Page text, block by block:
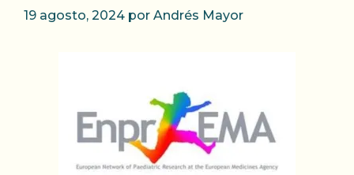
19 agosto, 2024 por Andrés Mayor